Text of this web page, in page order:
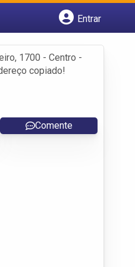
Entrar
1700 - Centro -
copiado!
Comente